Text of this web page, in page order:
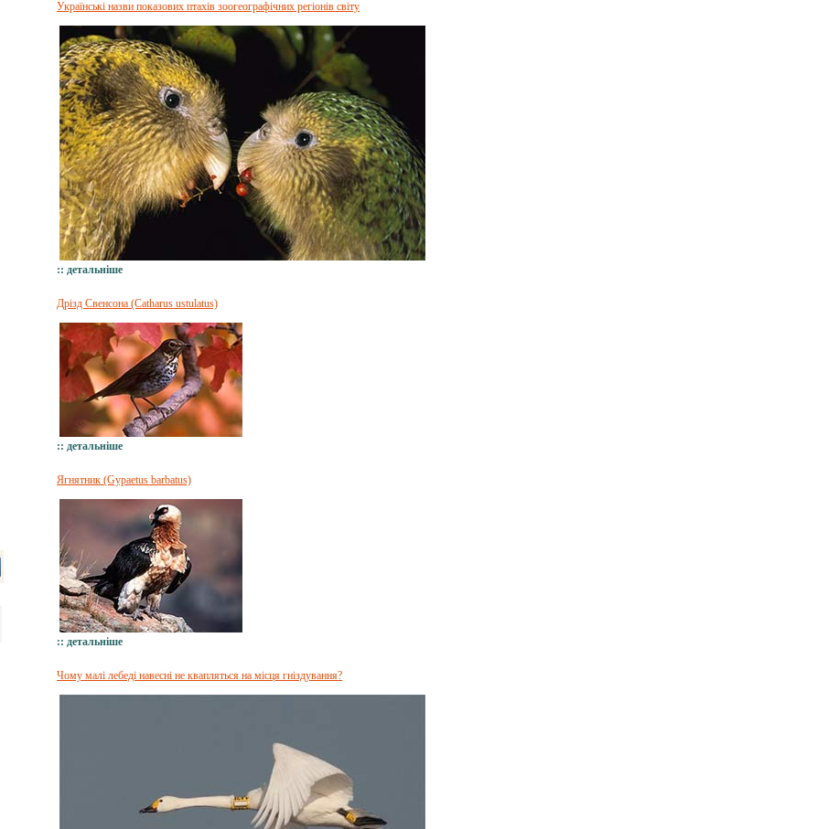
Українські назви показових птахів зоогеографічних регіонів світу
:: детальніше
Дрізд Свенсона (Catharus ustulatus)
:: детальніше
Ягнятник (Gypaetus barbatus)
:: детальніше
Чому малі лебеді навесні не квапляться на місця гніздування?